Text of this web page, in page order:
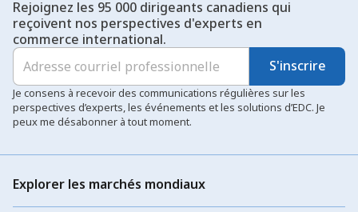
Rejoignez les 95 000 dirigeants canadiens qui
reçoivent nos perspectives d'experts en
commerce international.
S'inscrire
Je consens à recevoir des communications régulières sur les
perspectives d’experts, les événements et les solutions d’EDC. Je
peux me désabonner à tout moment.
Explorer les marchés mondiaux